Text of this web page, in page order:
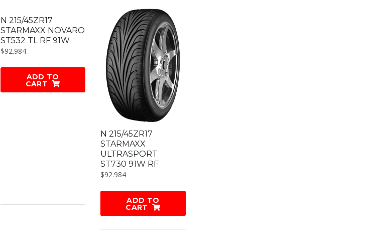
N 215/45ZR17
STARMAXX NOVARO
ST532 TL RF 91W
$92.984
ADD TO
CART
N 215/45ZR17
STARMAXX
ULTRASPORT
ST730 91W RF
$92.984
ADD TO
CART